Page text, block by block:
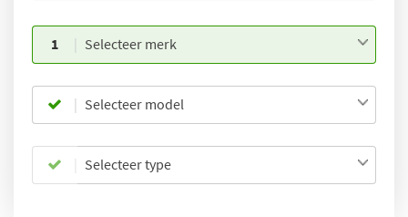
1 Selecteer merk
Selecteer model
Selecteer type